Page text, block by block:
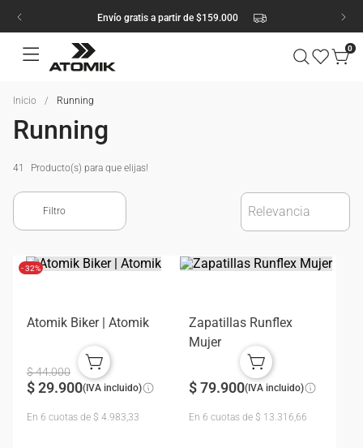
Envío gratis a partir de $159.000
0
Running
Running
41
Relevancia
- 32%
Atomik Biker | Atomik
$44.000
$29.900(IVA incluido)
En 6 cuotas de $ 4.983,33
Zapatillas Runflex
Mujer
$ 79.900(IVA incluido)
En 6 cuotas de $ 13.316,66